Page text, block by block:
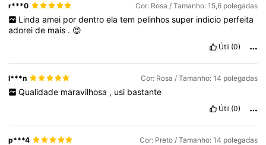
r***0 Cor: Rosa / Tamanho: 15,6 polegadas
Linda amei por dentro ela tem pelinhos super indicio perfeita
adoreide mais . 😍
Útil (0)
l***n Cor: Rosa / Tamanho: 14 polegadas
Qualidade maravilhosa , usi bastante
Útil (0)
p***4 Cor: Preto / Tamanho: 14 polegadas